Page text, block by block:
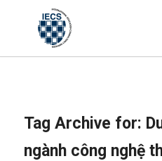
Tag Archive for:
ngành công nghệ